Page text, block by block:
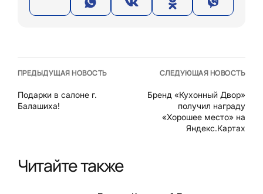
ПРЕДЫДУЩАЯ НОВОСТЬ
Подарки в салоне г.
Балашиха!
СЛЕДУЮЩАЯ НОВОСТЬ
Бренд «Кухонный Двор»
получил награду
«Хорошее место» на
Яндекс.Картах
Читайте также